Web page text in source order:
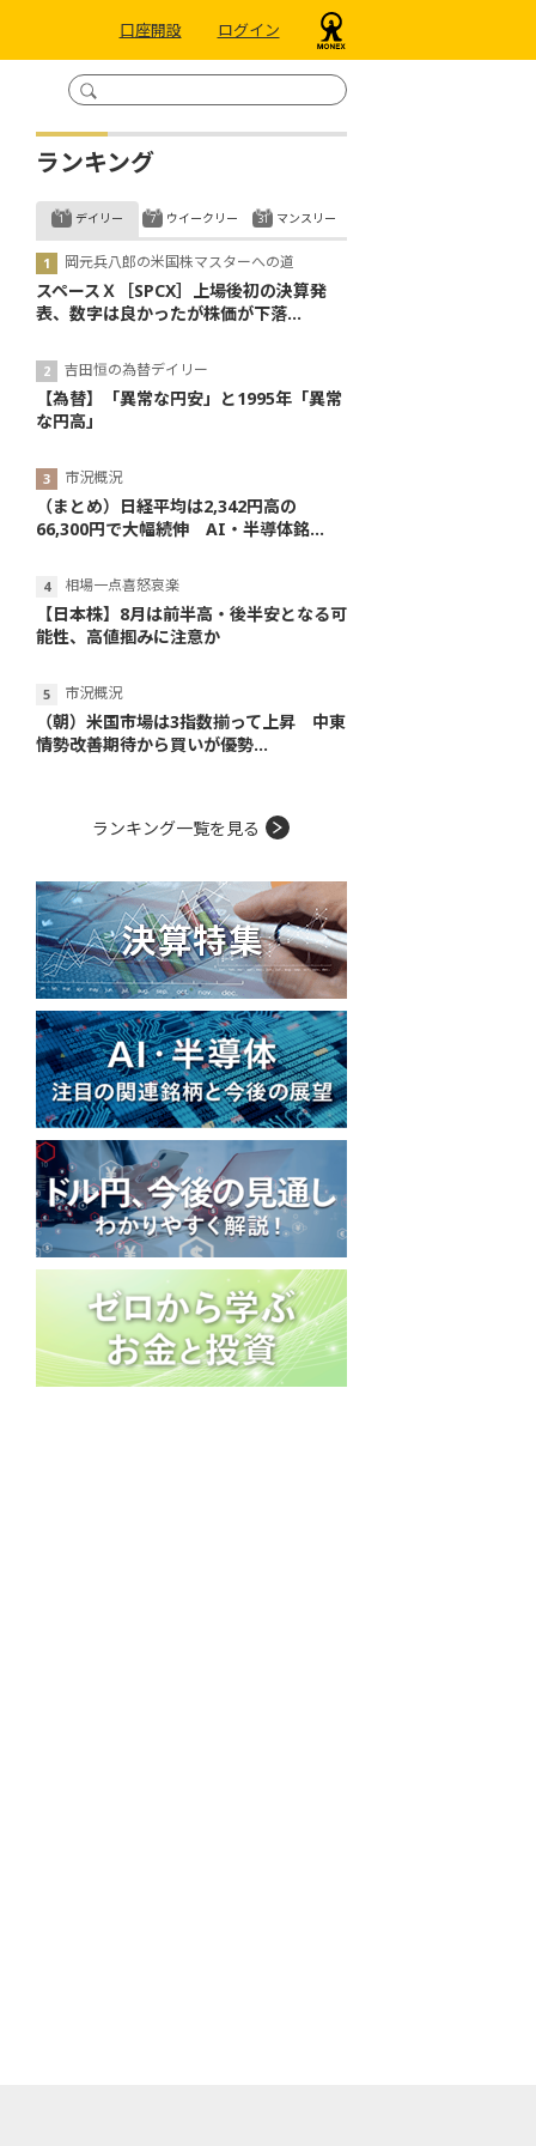
口座開設 ログイン
ランキング
デイリー
岡元兵八郎の米国株マスターへの道
スペースＸ［SPCX］上場後初の決算発
表、数字は良かったが株価が下落...
吉田恒の為替デイリー
【為替】「異常な円安」と1995年「異常
な円高」
市況概況
（まとめ）日経平均は2,342円高の
66,300円で大幅続伸 AI・半導体銘...
相場一点喜怒哀楽
【日本株】8月は前半高・後半安となる可
能性、高値掴みに注意か
市況概況
（朝）米国市場は3指数揃って上昇 中東
情勢改善期待から買いが優勢...
ウイークリー マンスリー
ランキング一覧を見る